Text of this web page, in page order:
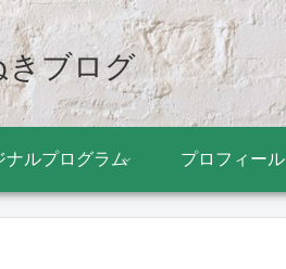
きブログ
ナルプログラム プロフィール